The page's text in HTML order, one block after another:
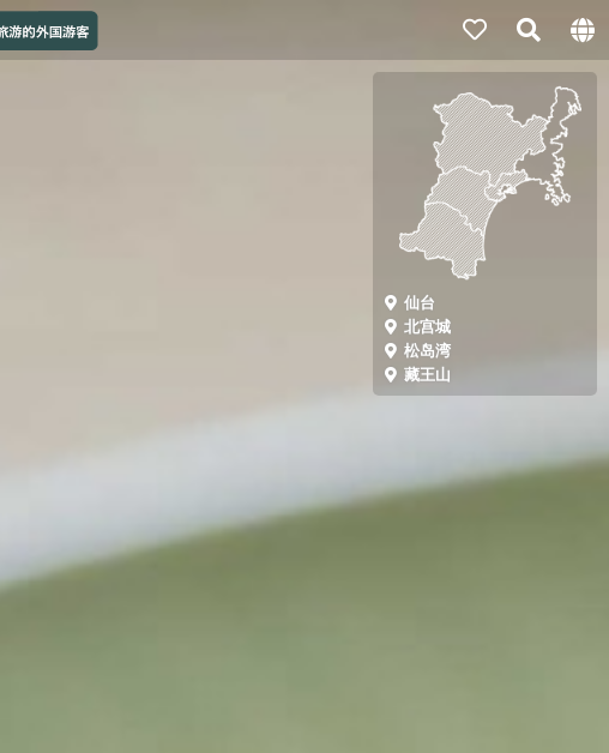
仙台
北宫城
松岛湾
藏王山